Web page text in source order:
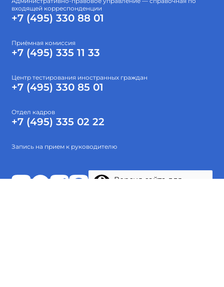
входящей корреспонденции
+7 (495) 330 88 01
Приёмная комиссия
+7 (495) 335 11 33
Центр тестирования иностранных граждан
+7 (495) 330 85 01
Отдел кадров
+7 (495) 335 02 22
Запись на прием к руководителю
Версия сайта для